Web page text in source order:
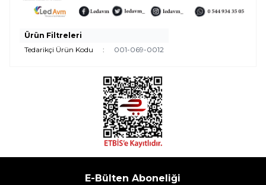
Ürün Filtreleri
Tedarikçi Ürün Kodu
: 001-069-0012
E-Bülten Aboneliği